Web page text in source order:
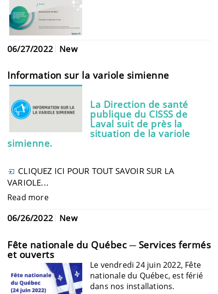
06/27/2022 New
Information sur la variole simienne
La Direction de santé
publique du CISSS de
Laval suit de près la
situation de la variole
simienne.
CLIQUEZ ICI POUR TOUT SAVOIR SUR LA
VARIOLE...
Read more
06/26/2022 New
Fête nationale du Québec ─ Services fermés
et ouverts
Le vendredi 24 juin 2022, Fête
nationale du Québec, est férié
dans nos installations.